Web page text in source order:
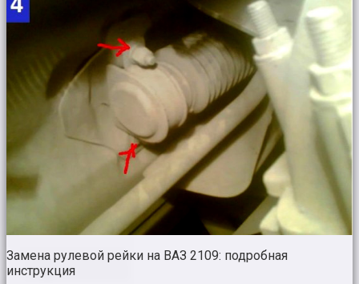
Замена рулевой рейки на ВАЗ 2109: подробная
инструкция